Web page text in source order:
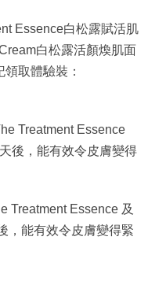
Essence白松露賦活肌
白松露活顏煥肌面
取體驗裝：
Treatment Essence
後，能有效令皮膚變得
Treatment Essence 及
，能有效令皮膚變得緊